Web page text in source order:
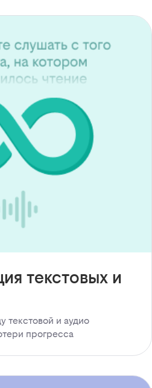
текстовых и
текстовой и аудио
прогресса